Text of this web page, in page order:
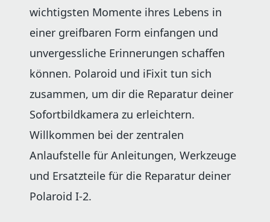
wichtigsten Momente ihres Lebens in
einer greifbaren Form einfangen und
unvergessliche Erinnerungen schaffen
können. Polaroid und iFixit tun sich
zusammen, um dir die Reparatur deiner
Sofortbildkamera zu erleichtern.
Willkommen bei der zentralen
Anlaufstelle für Anleitungen, Werkzeuge
und Ersatzteile für die Reparatur deiner
Polaroid I-2.